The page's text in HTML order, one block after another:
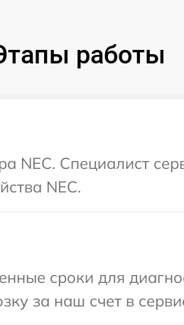
работы
NEC. Специалист
NEC.
сроки для
за наш счет в